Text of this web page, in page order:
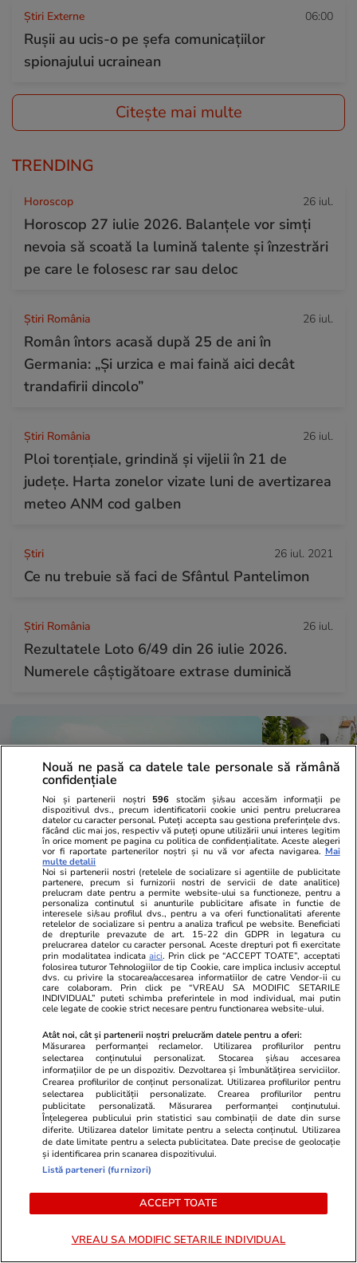
Știri Externe 06:00
Rușii au ucis-o pe șefa comunicațiilor
spionajului ucrainean
Citește mai multe
TRENDING
Horoscop 26 iul.
Horoscop 27 iulie 2026. Balanțele vor simți
nevoia să scoată la lumină talente și înzestrări
pe care le folosesc rar sau deloc
Știri România 26 iul.
Român întors acasă după 25 de ani în
Germania: „Și urzica e mai faină aici decât
trandafirii dincolo”
Știri România 26 iul.
Ploi torențiale, grindină și vijelii în 21 de
județe. Harta zonelor vizate luni de avertizarea
meteo ANM cod galben
Ştiri 26 iul. 2021
Ce nu trebuie să faci de Sfântul Pantelimon
Știri România 26 iul.
Rezultatele Loto 6/49 din 26 iulie 2026.
Numerele câștigătoare extrase duminică
Vacanțe și Cultură 26 iul.
Țara europeană cunoscută pentru
legendele despre vrăjitoare,
vampiri extratereștri și sirene:
„Teoriile înfloresc”
Vacanțe și
Satul-
la viață:
din Munții
Horoscop 25 iul.
Horoscop 26 iulie 2026. Racii
încep o perioadă mai dificilă în
relația cu superiorii, poate și pe
fondul unui volum mai mare de
muncă
Vacanțe și Cultură
Nouă ne pasă ca datele tale personale să rămână
confidențiale
Noi și partenerii noștri 596 stocăm și/sau accesăm informații pe
dispozitivul dvs., precum identificatorii cookie unici pentru prelucrarea
datelor cu caracter personal. Puteți accepta sau gestiona preferințele dvs.
făcând clic mai jos, respectiv vă puteți opune utilizării unui interes legitim
în orice moment pe pagina cu politica de confidențialitate. Aceste alegeri
vor fi raportate partenerilor noștri și nu vă vor afecta navigarea. Mai
multe detalii
Noi si partenerii nostri (retelele de socializare si agentiile de publicitate
partenere, precum si furnizorii nostri de servicii de date analitice)
prelucram date pentru a permite website-ului sa functioneze, pentru a
personaliza continutul si anunturile publicitare afisate in functie de
interesele si/sau profilul dvs., pentru a va oferi functionalitati aferente
retelelor de socializare si pentru a analiza traficul pe website. Beneficiati
de drepturile prevazute de art. 15-22 din GDPR in legatura cu
prelucrarea datelor cu caracter personal. Aceste drepturi pot fi exercitate
prin modalitatea indicataaici. Prin click pe “ACCEPT TOATE”, acceptati
folosirea tuturor Tehnologiilor de tip Cookie, care implica inclusiv acceptul
dvs. cu privire la stocarea/accesarea informatiilor de catre Vendor-ii cu
care colaboram. Prin click pe “VREAU SA MODIFIC SETARILE
INDIVIDUAL” puteti schimba preferintele in mod individual, mai putin
cele legate de cookie strict necesare pentru functionarea website-ului.
Atât noi, cât și partenerii noștri prelucrăm datele pentru a oferi:
Măsurarea performanței reclamelor. Utilizarea profilurilor pentru
selectarea conținutului personalizat. Stocarea și/sau accesarea
informațiilor de pe un dispozitiv. Dezvoltarea și îmbunătățirea serviciilor.
Crearea profilurilor de conținut personalizat. Utilizarea profilurilor pentru
selectarea publicității personalizate. Crearea profilurilor pentru
publicitate personalizată. Măsurarea performanței conținutului.
Înțelegerea publicului prin statistici sau combinații de date din surse
diferite. Utilizarea datelor limitate pentru a selecta conținutul. Utilizarea
de date limitate pentru a selecta publicitatea. Date precise de geolocație
și identificarea prin scanarea dispozitivului.
Listă parteneri (furnizori)
ACCEPT TOATE
VREAU SA MODIFIC SETARILE INDIVIDUAL